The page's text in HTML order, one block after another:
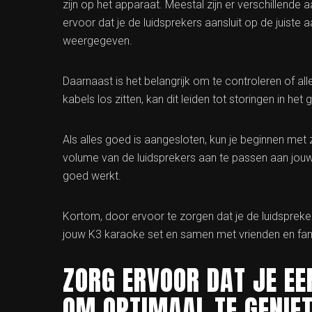
zijn op het apparaat. Meestal zijn er verschillende
ervoor dat je de luidsprekers aansluit op de juiste
weergegeven.
Daarnaast is het belangrijk om te controleren of
kabels los zitten, kan dit leiden tot storingen in het
Als alles goed is aangesloten, kun je beginnen
volume van de luidsprekers aan te passen aan
goed werkt.
Kortom, door ervoor te zorgen dat je de
jouw K3 karaoke set en samen met vrienden en
ZORG ERVOOR DAT JE